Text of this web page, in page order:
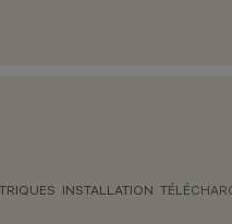
INSTALLATION